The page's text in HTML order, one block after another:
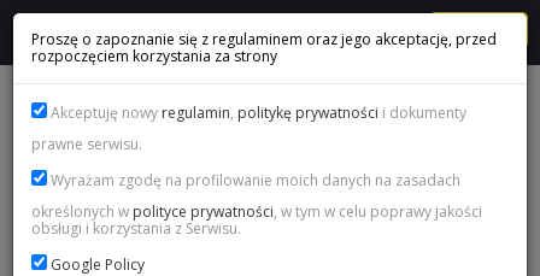
MENU
Karty piłkarzy w FC 26 na PS5,
PS4 i Xbox
Grasz w Ultimate Team na PlayStation lub Xbox?
Proszę o zapoznanie się z regulaminem oraz jego akceptację, przed
rozpoczęciem korzystania za strony
Akceptuję nowy regulamin, politykę prywatności i dokumenty
prawne serwisu.
Wyrażam zgodę na profilowanie moich danych na zasadach
określonych w polityce prywatności, w tym w celu poprawy jakości
obsługi i korzystania z Serwisu.
Google Policy